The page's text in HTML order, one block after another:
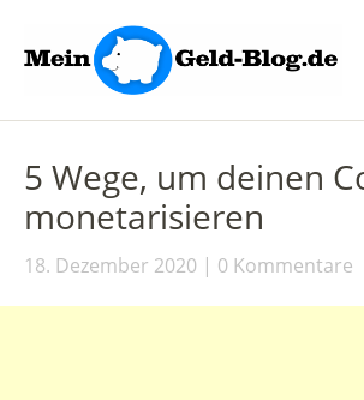
5 Wege, um deinen
monetarisieren
18. Dezember 2020 0 Kommentare